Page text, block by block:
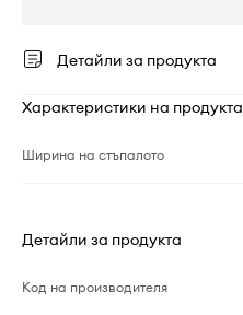
Детайли за продукта
Характеристики на продукта
Ширина на стъпалото
Детайли за продукта
Код на производителя